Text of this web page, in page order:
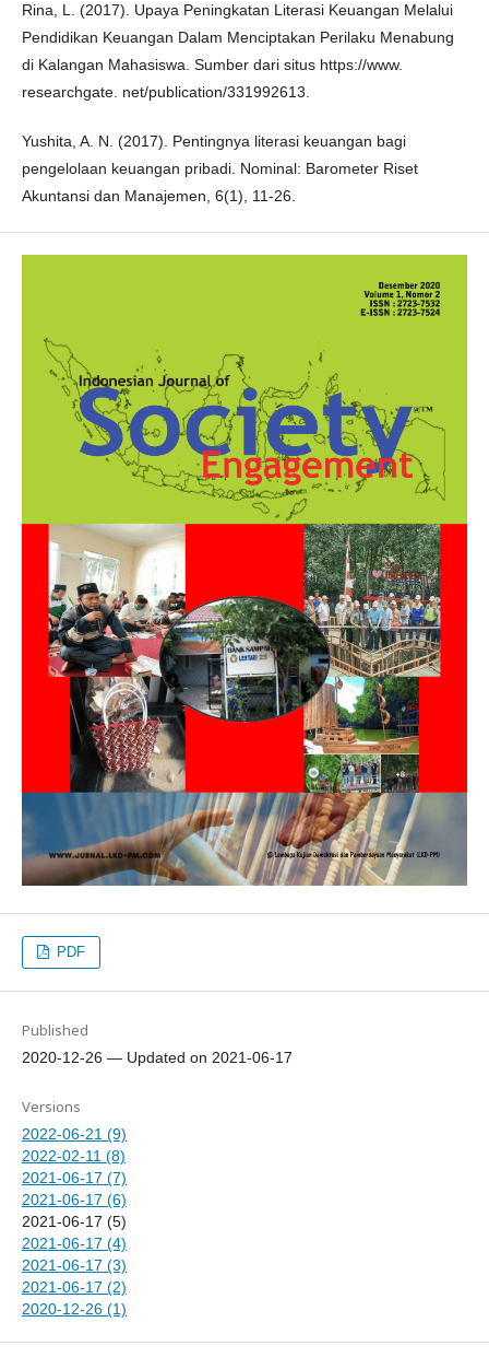
Rina, L. (2017). Upaya Peningkatan Literasi Keuangan Melalui
Pendidikan Keuangan Dalam Menciptakan Perilaku Menabung
di Kalangan Mahasiswa. Sumber dari situs https://www.
researchgate. net/publication/331992613.
Yushita, A. N. (2017). Pentingnya literasi keuangan bagi
pengelolaan keuangan pribadi. Nominal: Barometer Riset
Akuntansi dan Manajemen, 6(1), 11-26.
PDF
Published
2020-12-26 — Updated on 2021-06-17
Versions
2022-06-21 (9)
2022-02-11 (8)
2021-06-17 (7)
2021-06-17 (6)
2021-06-17 (5)
2021-06-17 (4)
2021-06-17 (3)
2021-06-17 (2)
2020-12-26 (1)